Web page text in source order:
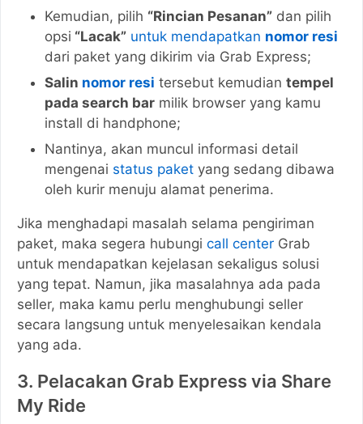
Kemudian, pilih “Rincian Pesanan” dan pilih
opsi “Lacak” untuk mendapatkan nomor resi
dari paket yang dikirim via Grab Express;
Salin nomor resi tersebut kemudian tempel
pada search bar milik browser yang kamu
install di handphone;
Nantinya, akan muncul informasi detail
mengenai status paket yang sedang dibawa
oleh kurir menuju alamat penerima.
Jika menghadapi masalah selama pengiriman
paket, maka segera hubungi call center Grab
untuk mendapatkan kejelasan sekaligus solusi
yang tepat. Namun, jika masalahnya ada pada
seller, maka kamu perlu menghubungi seller
secara langsung untuk menyelesaikan kendala
yang ada.
3. Pelacakan Grab Express via Share
My Ride